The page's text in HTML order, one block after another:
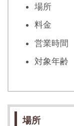
場所
料金
営業時間
対象年齢
場所